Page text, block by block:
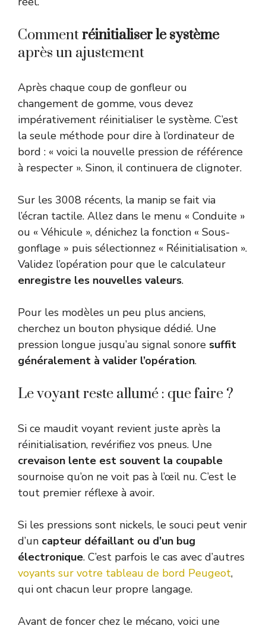
Commentréinitialiser le système
après un ajustement
Après chaque coup de gonfleur ou
changement de gomme, vous devez
impérativement réinitialiser le système. C’est
la seule méthode pour dire à l’ordinateur de
bord : « voici la nouvelle pression de référence
à respecter ». Sinon, il continuera de clignoter.
Sur les 3008 récents, la manip se fait via
l’écran tactile. Allez dans le menu « Conduite »
ou « Véhicule », dénichez la fonction « Sous-
gonflage » puis sélectionnez « Réinitialisation ».
Validez l’opération pour que le calculateur
enregistre les nouvelles valeurs.
Pour les modèles un peu plus anciens,
cherchez un bouton physique dédié. Une
pression longue jusqu’au signal sonore suffit
généralement à valider l’opération.
Le voyant reste allumé : que faire ?
Si ce maudit voyant revient juste après la
réinitialisation, revérifiez vos pneus. Une
crevaison lente est souvent la coupable
sournoise qu’on ne voit pas à l’œil nu. C’est le
tout premier réflexe à avoir.
Si les pressions sont nickels, le souci peut venir
d’un capteur défaillant ou d’un bug
électronique. C’est parfois le cas avec d’autres
voyants sur votre tableau de bord Peugeot,
qui ont chacun leur propre langage.
Avant de foncer chez le mécano, voici une